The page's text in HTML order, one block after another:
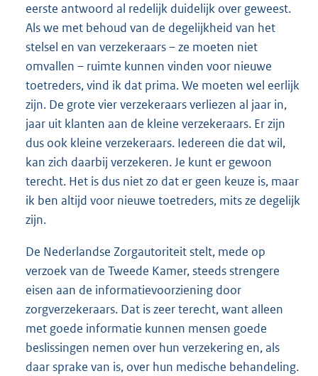
eerste antwoord al redelijk duidelijk over geweest.
Als we met behoud van de degelijkheid van het
stelsel en van verzekeraars – ze moeten niet
omvallen – ruimte kunnen vinden voor nieuwe
toetreders, vind ik dat prima. We moeten wel eerlijk
zijn. De grote vier verzekeraars verliezen al jaar in,
jaar uit klanten aan de kleine verzekeraars. Er zijn
dus ook kleine verzekeraars. Iedereen die dat wil,
kan zich daarbij verzekeren. Je kunt er gewoon
terecht. Het is dus niet zo dat er geen keuze is, maar
ik ben altijd voor nieuwe toetreders, mits ze degelijk
zijn.
De Nederlandse Zorgautoriteit stelt, mede op
verzoek van de Tweede Kamer, steeds strengere
eisen aan de informatievoorziening door
zorgverzekeraars. Dat is zeer terecht, want alleen
met goede informatie kunnen mensen goede
beslissingen nemen over hun verzekering en, als
daar sprake van is, over hun medische behandeling.